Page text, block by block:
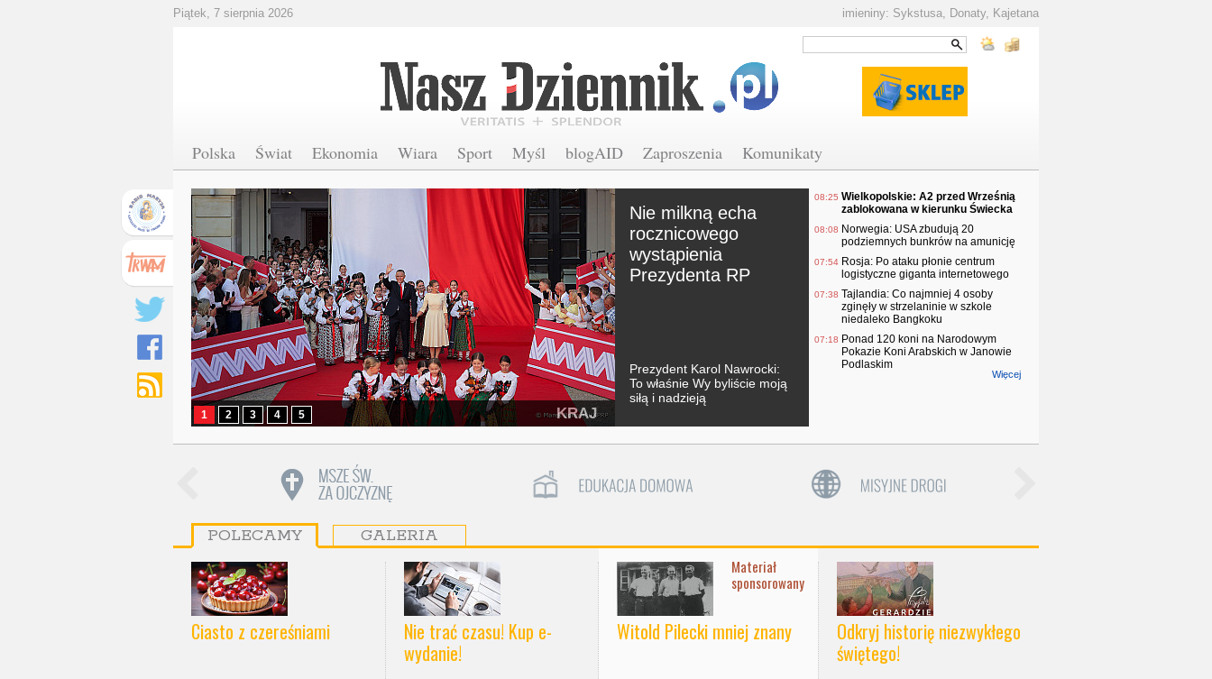
Piątek, 7 sierpnia 2026 imieniny: Sykstusa, Donaty, Kajetana
Polska Świat Ekonomia Wiara Sport Myśl blogAID Zaproszenia Komunikaty
Nie milkną echa
rocznicowego
wystąpienia
Prezydenta RP
Prezydent Karol Nawrocki:
To właśnie Wy byliście moją
siłą i nadzieją
KRAJ
1 2 3 4 5
08:25 Wielkopolskie: A2 przed Wrześnią
zablokowana w kierunku Świecka
08:08 Norwegia: USA zbudują 20
podziemnych bunkrów na amunicję
07:54 Rosja: Po ataku płonie centrum
logistyczne giganta internetowego
07:38 Tajlandia: Co najmniej 4 osoby
zginęły w strzelaninie w szkole
niedaleko Bangkoku
07:18 Ponad 120 koni na Narodowym
Pokazie Koni Arabskich w Janowie
Podlaskim
Więcej
POLECAMY GALERIA
Ciasto z czereśniami
Nie trać czasu! Kup e-
wydanie!
Materiał
sponsorowany
Witold Pilecki mniej znany
Odkryj historię niezwykłego
świętego!